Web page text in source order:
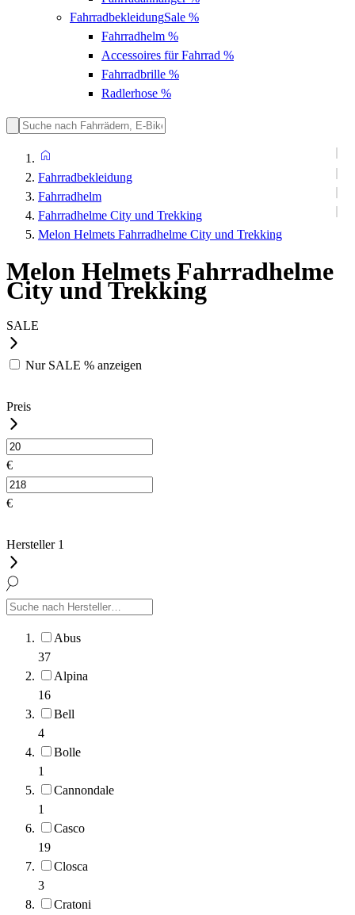
FahrradbekleidungSale %
Fahrradhelm %
Accessoires für Fahrrad %
Fahrradbrille %
Radlerhose %
Fahrradbekleidung
Fahrradhelm
Fahrradhelme City und Trekking
Melon Helmets Fahrradhelme City und Trekking
Melon Helmets Fahrradhelme
City und Trekking
SALE
Nur SALE % anzeigen
Preis
€
€
Hersteller 1
Abus
37
Alpina
16
Bell
4
Bolle
1
Cannondale
1
Casco
19
Closca
3
Cratoni